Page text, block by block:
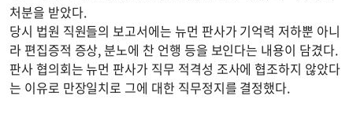
처분을 받았다.
당시 법원 직원들의 보고서에는 뉴먼 판사가 기억력 저하뿐 아니
라 편집증적 증상, 분노에 찬 언행 등을 보인다는 내용이 담겼다.
판사 협의회는 뉴먼 판사가 직무 적격성 조사에 협조하지 않았다
는 이유로 만장일치로 그에 대한 직무정지를 결정했다.